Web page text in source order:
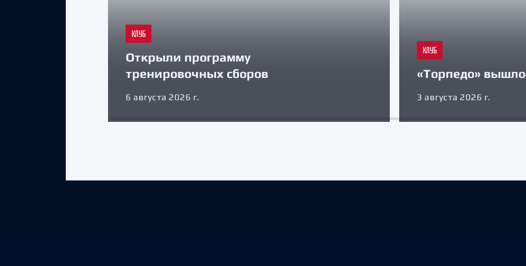
КЛУБ
Открыли программу
тренировочных сборов
6 августа 2026 г.
КЛУБ
«Торпедо» вышло
3 августа 2026 г.